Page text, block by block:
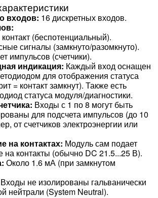
входов: 16 дискретных входов.
(беспотенциальный).
сигналы (замкнуто/разомкнуто).
импульсов (счетчики).
индикация: Каждый вход оснащен
для отображения статуса
= контакт замкнут). Также есть
статуса модуля/диагностики.
Входы с 1 по 8 могут быть
для подсчета импульсов (до 10
от счетчиков электроэнергии или
на контактах: Модуль сам подает
на контакты (обычно DC 21.5...25 В).
Около 1.6 мА (при замкнутом
Входы не изолированы гальванически
нейтрали (System Neutral).